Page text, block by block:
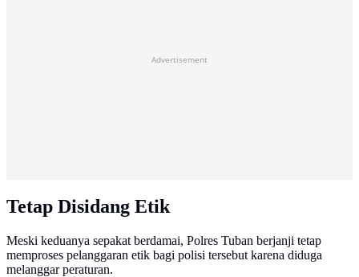
Advertisement
Tetap Disidang Etik
Meski keduanya sepakat berdamai, Polres Tuban berjanji tetap
memproses pelanggaran etik bagi polisi tersebut karena diduga
melanggar peraturan.